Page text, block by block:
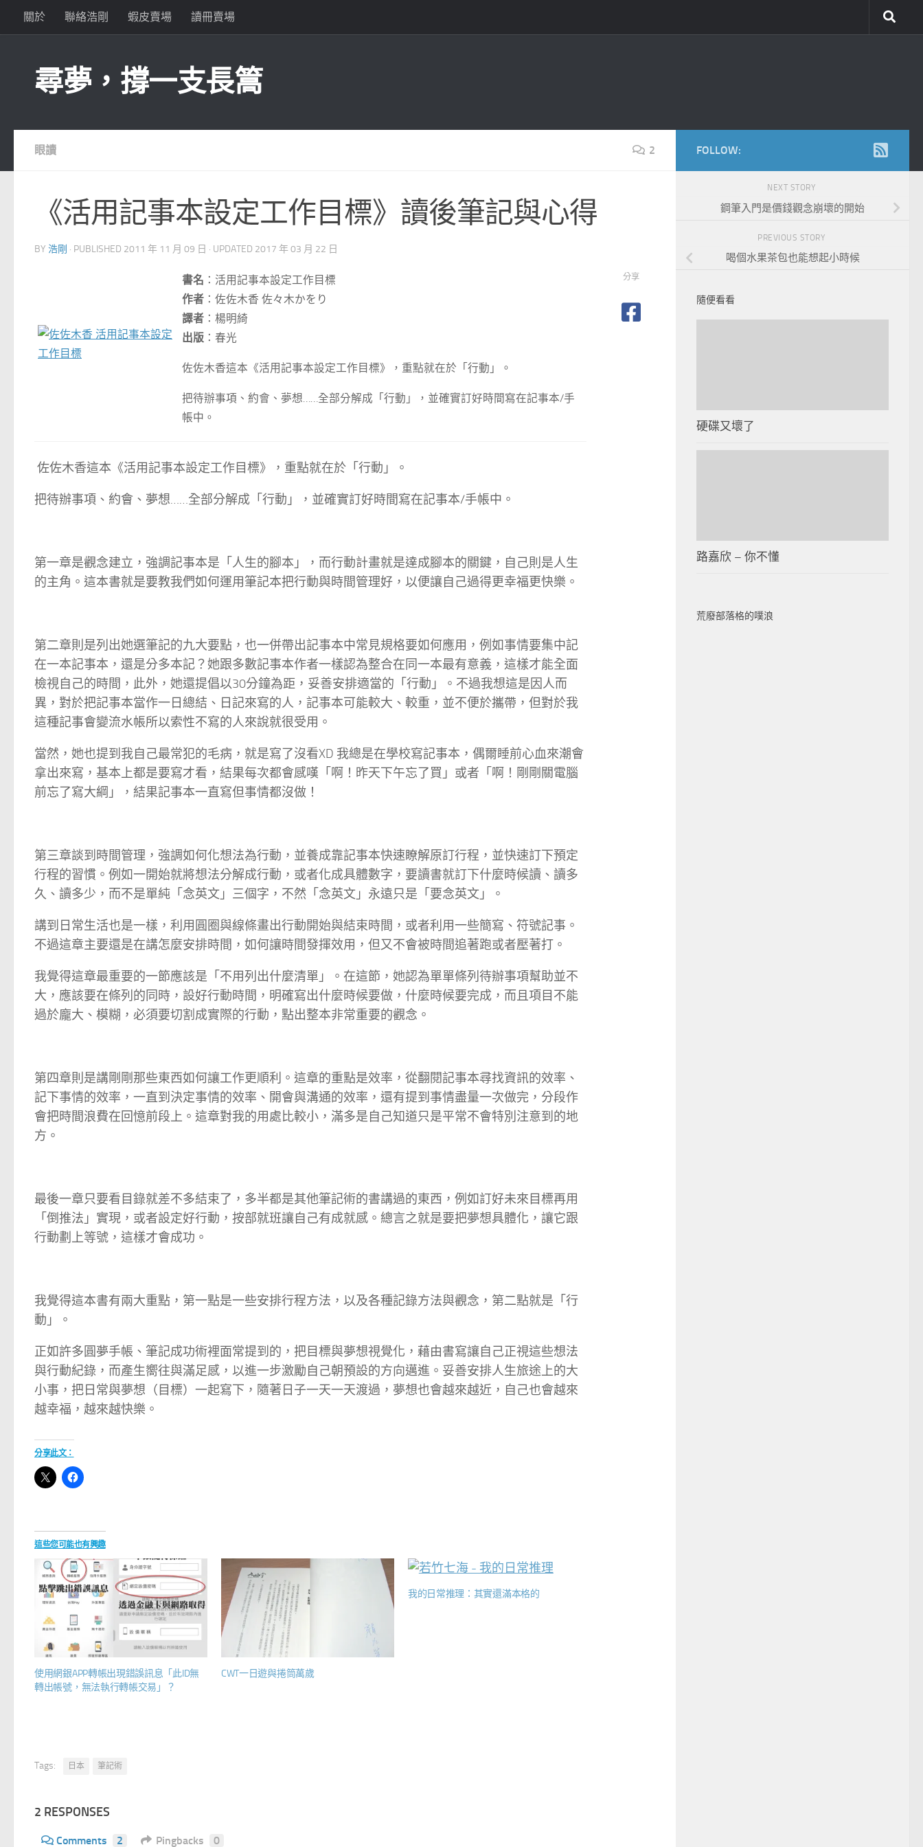
Skip to content
關於 聯絡浩剛 蝦皮賣場 讀冊賣場
尋夢，撐一支長篙
眼讀 2
《活用記事本設定工作目標》讀後筆記與心得
BY 浩剛 · PUBLISHED 2011 年 11 月 09 日 · UPDATED 2017 年 03 月 22 日
書名 ：活用記事本設定工作目標
作者 ：佐佐木香 佐々木かをり
譯者 ：楊明綺
出版 ：春光
佐佐木香這本《活用記事本設定工作目標》，重點就在於「行動」。
把待辦事項、約會、夢想……全部分解成「行動」，並確實訂好時間寫在記事本/手
帳中。
佐佐木香這本《活用記事本設定工作目標》，重點就在於「行動」。
把待辦事項、約會、夢想……全部分解成「行動」，並確實訂好時間寫在記事本/手帳中。
第一章是觀念建立，強調記事本是「人生的腳本」，而行動計畫就是達成腳本的關鍵，自己則是人生
的主角。這本書就是要教我們如何運用筆記本把行動與時間管理好，以便讓自己過得更幸福更快樂。
第二章則是列出她選筆記的九大要點，也一併帶出記事本中常見規格要如何應用，例如事情要集中記
在一本記事本，還是分多本記？她跟多數記事本作者一樣認為整合在同一本最有意義，這樣才能全面
檢視自己的時間，此外，她還提倡以30分鐘為距，妥善安排適當的「行動」。不過我想這是因人而
異，對於把記事本當作一日總結、日記來寫的人，記事本可能較大、較重，並不便於攜帶，但對於我
這種記事會變流水帳所以索性不寫的人來說就很受用。
當然，她也提到我自己最常犯的毛病，就是寫了沒看XD 我總是在學校寫記事本，偶爾睡前心血來潮會
拿出來寫，基本上都是要寫才看，結果每次都會感嘆「啊！昨天下午忘了買」或者「啊！剛剛關電腦
前忘了寫大綱」，結果記事本一直寫但事情都沒做！
第三章談到時間管理，強調如何化想法為行動，並養成靠記事本快速瞭解原訂行程，並快速訂下預定
行程的習慣。例如一開始就將想法分解成行動，或者化成具體數字，要讀書就訂下什麼時候讀、讀多
久、讀多少，而不是單純「念英文」三個字，不然「念英文」永遠只是「要念英文」。
講到日常生活也是一樣，利用圓圈與線條畫出行動開始與結束時間，或者利用一些簡寫、符號記事。
不過這章主要還是在講怎麼安排時間，如何讓時間發揮效用，但又不會被時間追著跑或者壓著打。
我覺得這章最重要的一節應該是「不用列出什麼清單」。在這節，她認為單單條列待辦事項幫助並不
大，應該要在條列的同時，設好行動時間，明確寫出什麼時候要做，什麼時候要完成，而且項目不能
過於龐大、模糊，必須要切割成實際的行動，點出整本非常重要的觀念。
第四章則是講剛剛那些東西如何讓工作更順利。這章的重點是效率，從翻閱記事本尋找資訊的效率、
記下事情的效率，一直到決定事情的效率、開會與溝通的效率，還有提到事情盡量一次做完，分段作
會把時間浪費在回憶前段上。這章對我的用處比較小，滿多是自己知道只是平常不會特別注意到的地
方。
最後一章只要看目錄就差不多結束了，多半都是其他筆記術的書講過的東西，例如訂好未來目標再用
「倒推法」實現，或者設定好行動，按部就班讓自己有成就感。總言之就是要把夢想具體化，讓它跟
行動劃上等號，這樣才會成功。
我覺得這本書有兩大重點，第一點是一些安排行程方法，以及各種記錄方法與觀念，第二點就是「行
動」。
正如許多圓夢手帳、筆記成功術裡面常提到的，把目標與夢想視覺化，藉由書寫讓自己正視這些想法
與行動紀錄，而產生嚮往與滿足感，以進一步激勵自己朝預設的方向邁進。妥善安排人生旅途上的大
小事，把日常與夢想（目標）一起寫下，隨著日子一天一天渡過，夢想也會越來越近，自己也會越來
越幸福，越來越快樂。
分享此文：
這些您可能也有興趣
使用網銀APP轉帳出現錯誤訊息「此ID無
轉出帳號，無法執行轉帳交易」？
CWT一日遊與捲筒萬歲
我的日常推理：其實還滿本格的
分享
Tags: 日本 筆記術
2 RESPONSES
Comments 2 Pingbacks 0
FOLLOW:
NEXT STORY
鋼筆入門是價錢觀念崩壞的開始
PREVIOUS STORY
喝個水果茶包也能想起小時候
隨便看看
硬碟又壞了
路嘉欣 – 你不懂
荒廢部落格的噗浪